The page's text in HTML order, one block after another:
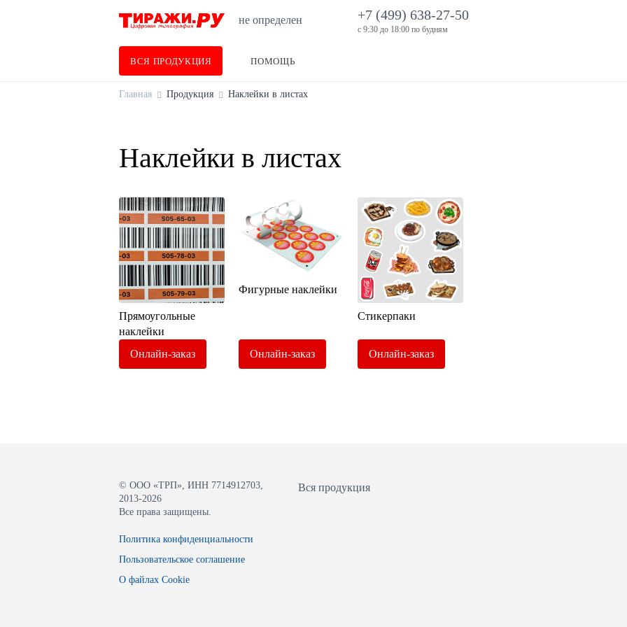
не определен +7 (499) 638-27-50
с 9:30 до 18:00 по будням
ВСЯ ПРОДУКЦИЯ ПОМОЩЬ
Главная Продукция Наклейки в листах
Наклейки в листах
Прямоугольные
наклейки
Онлайн-заказ
Фигурные наклейки
Онлайн-заказ
Стикерпаки
Онлайн-заказ
© ООО «ТРП», ИНН 7714912703,
2013-2026
Все права защищены.
Политика конфиденциальности
Пользовательское соглашение
О файлах Cookie
Вся продукция